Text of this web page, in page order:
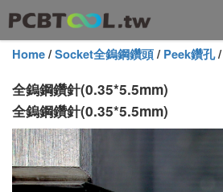
Home/Socket全鎢鋼鑽頭/Peek鑽孔/
全鎢鋼鑽針(0.35*5.5mm)
全鎢鋼鑽針(0.35*5.5mm)